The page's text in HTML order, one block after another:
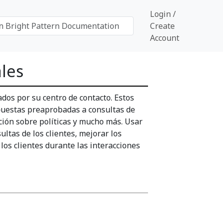
Login /
Create
Account
por su centro de contacto. Estos
preaprobadas a consultas de
sobre políticas y mucho más. Usar
de los clientes, mejorar los
clientes durante las interacciones